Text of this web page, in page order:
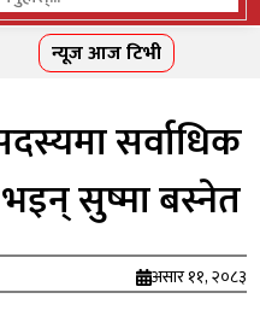
न्यूज आज टिभी
सर्वाधिक
सुष्मा बस्नेत
असार ११, २०८३